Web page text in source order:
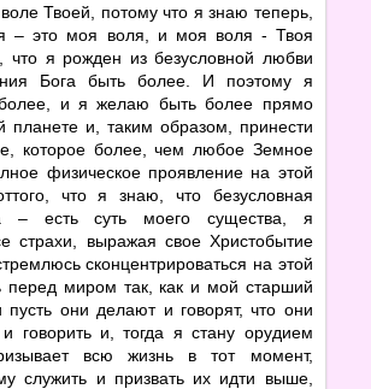
Твоей, потому что я знаю теперь,
– это моя воля, и моя воля - Твоя
что я рожден из безусловной любви
Бога быть более. И поэтому я
и я желаю быть более прямо
планете и, таким образом, принести
которое более, чем любое Земное
физическое проявление на этой
что я знаю, что безусловная
– есть суть моего существа, я
страхи, выражая свое Христобытие
сконцентрироваться на этой
перед миром так, как и мой старший
пусть они делают и говорят, что они
и говорить и, тогда я стану орудием
всю жизнь в тот момент,
служить и призвать их идти выше,